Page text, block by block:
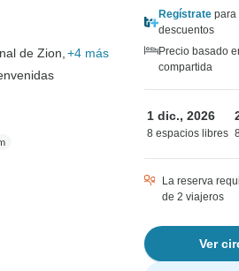
de Zion, +4 más
Regístrate para
descuentos
Precio basado
compartida
1 dic., 2026
8 espacios libres
La reserva
de 2 viajeros
Ver